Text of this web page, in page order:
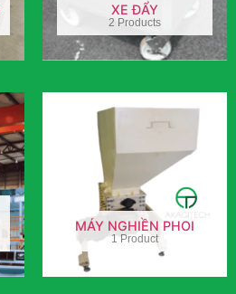
XE ĐẨY
2 Products
MÁY NGHIỀN PHOI
1 Product